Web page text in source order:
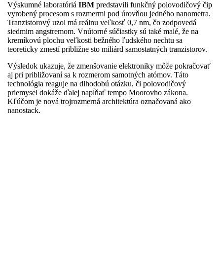
Výskumné laboratóriá IBM predstavili funkčný polovodičový čip
vyrobený procesom s rozmermi pod úrovňou jedného nanometra.
Tranzistorový uzol má reálnu veľkosť 0,7 nm, čo zodpovedá
siedmim angstremom. Vnútorné súčiastky sú také malé, že na
kremíkovú plochu veľkosti bežného ľudského nechtu sa
teoreticky zmestí približne sto miliárd samostatných tranzistorov.
Výsledok ukazuje, že zmenšovanie elektroniky môže pokračovať
aj pri približovaní sa k rozmerom samotných atómov. Táto
technológia reaguje na dlhodobú otázku, či polovodičový
priemysel dokáže ďalej napĺňať tempo Moorovho zákona.
Kľúčom je nová trojrozmerná architektúra označovaná ako
nanostack.